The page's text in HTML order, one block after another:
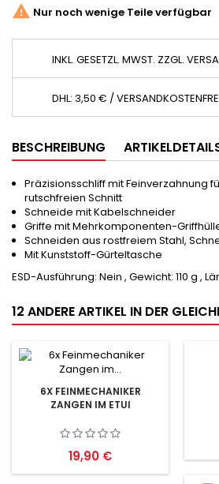
 Nur noch wenige Teile verfügbar
INKL. GESETZL. MWST. ZZGL.
DHL: 3,50 € /
BESCHREIBUNG
Präzisionsschliff mit Feinverzahnung
rutschfreien Schnitt
Schneide mit Kabelschneider
Griffe mit Mehrkomponenten-
Schneiden aus rostfreiem Stahl,
Mit Kunststoff-Gürteltasche
ESD-Ausführung: Nein , Gewicht: 110 g ,
12 ANDERE ARTIKEL IN DER
6X FEINMECHANIKER
ZANGEN IM ETUI
Preis
19,90 €